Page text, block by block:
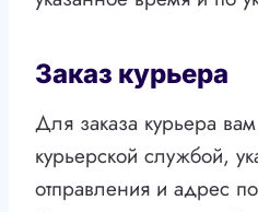
Заказ курьера
Для заказа курьера
курьерской службой,
отправления и адрес